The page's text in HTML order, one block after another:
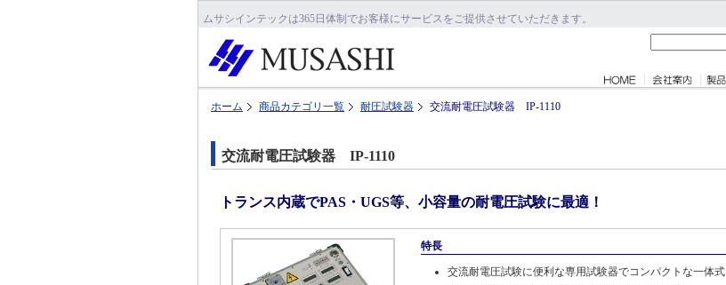
ムサシインテックは365日体制でお客様にサービスをご提供させていただきます。
ホーム 商品カテゴリ一覧 耐圧試験器 交流耐電圧試験器 IP-1110
交流耐電圧試験器 IP-1110
トランス内蔵でPAS・UGS等、小容量の耐電圧試験に最適！
特長
交流耐電圧試験に便利な専用試験器でコンパクトな一体式